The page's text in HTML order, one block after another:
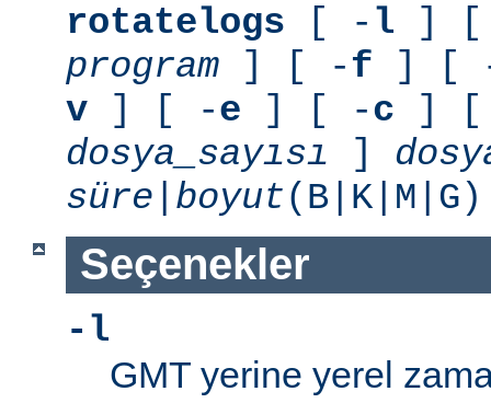
rotatelogs [ - l ] [
program ] [ -f ] [
v ] [ -e ] [ -c ] [
dosya_sayısı ]
süre boyut
Seçenekler
-l
GMT yerine yerel